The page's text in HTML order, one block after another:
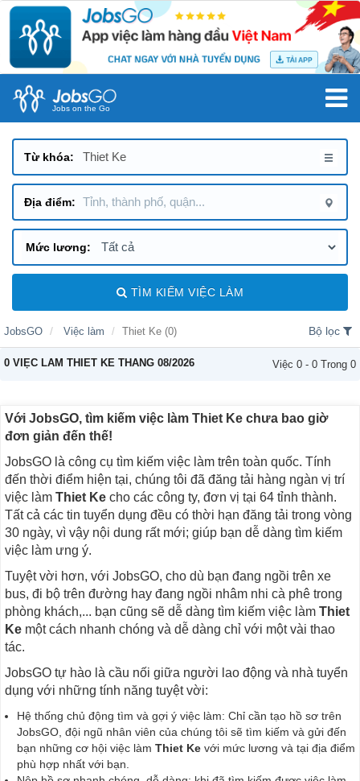
Jobs on the Go
TÌM KIẾM VIỆC LÀM
JobsGO Việc làm Thiet Ke (0) Bộ lọc
0 VIỆC LÀM THIET KE THÁNG 08/2026 Việc 0 - 0 Trong 0
Với JobsGO, tìm kiếm việc làm Thiet Ke chưa bao giờ
đơn giản đến thế!
JobsGO là công cụ tìm kiếm việc làm trên toàn quốc. Tính
đến thời điểm hiện tại, chúng tôi đã đăng tải hàng ngàn vị trí
việc làm Thiet Ke cho các công ty, đơn vị tại 64 tỉnh thành.
Tất cả các tin tuyển dụng đều có thời hạn đăng tải trong vòng
30 ngày, vì vậy nội dung rất mới; giúp bạn dễ dàng tìm kiếm
việc làm ưng ý.
Tuyệt vời hơn, với JobsGO, cho dù bạn đang ngồi trên xe
bus, đi bộ trên đường hay đang ngồi nhâm nhi cà phê trong
phòng khách,... bạn cũng sẽ dễ dàng tìm kiếm việc làm Thiet
Ke một cách nhanh chóng và dễ dàng chỉ với một vài thao
tác.
JobsGO tự hào là cầu nối giữa người lao động và nhà tuyển
dụng với những tính năng tuyệt vời:
Hệ thống chủ động tìm và gợi ý việc làm: Chỉ cần tạo hồ sơ trên
JobsGO, đội ngũ nhân viên của chúng tôi sẽ tìm kiếm và gửi đến
bạn những cơ hội việc làm Thiet Ke với mức lương và tại địa điểm
phù hợp nhất với bạn.